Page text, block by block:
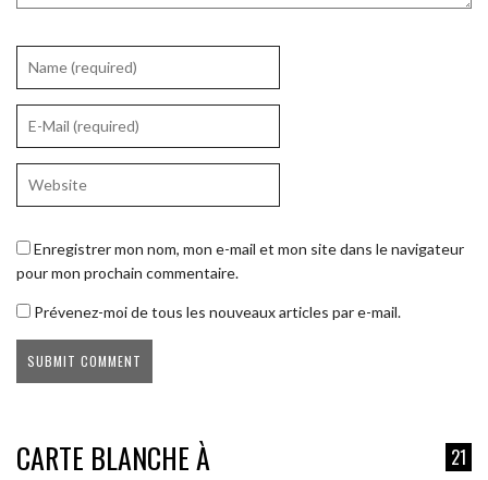
Enregistrer mon nom, mon e-mail et mon site dans le navigateur
pour mon prochain commentaire.
Prévenez-moi de tous les nouveaux articles par e-mail.
CARTE BLANCHE À 21